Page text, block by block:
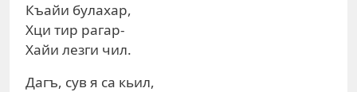
Къайи булахар,
Хци тир рагар-
Хайи лезги чил.
Дагъ, сув я са кьил,